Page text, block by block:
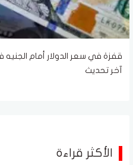
قفزة في سعر الدولار أمام
آخر تحديث
الأكثر قراءة